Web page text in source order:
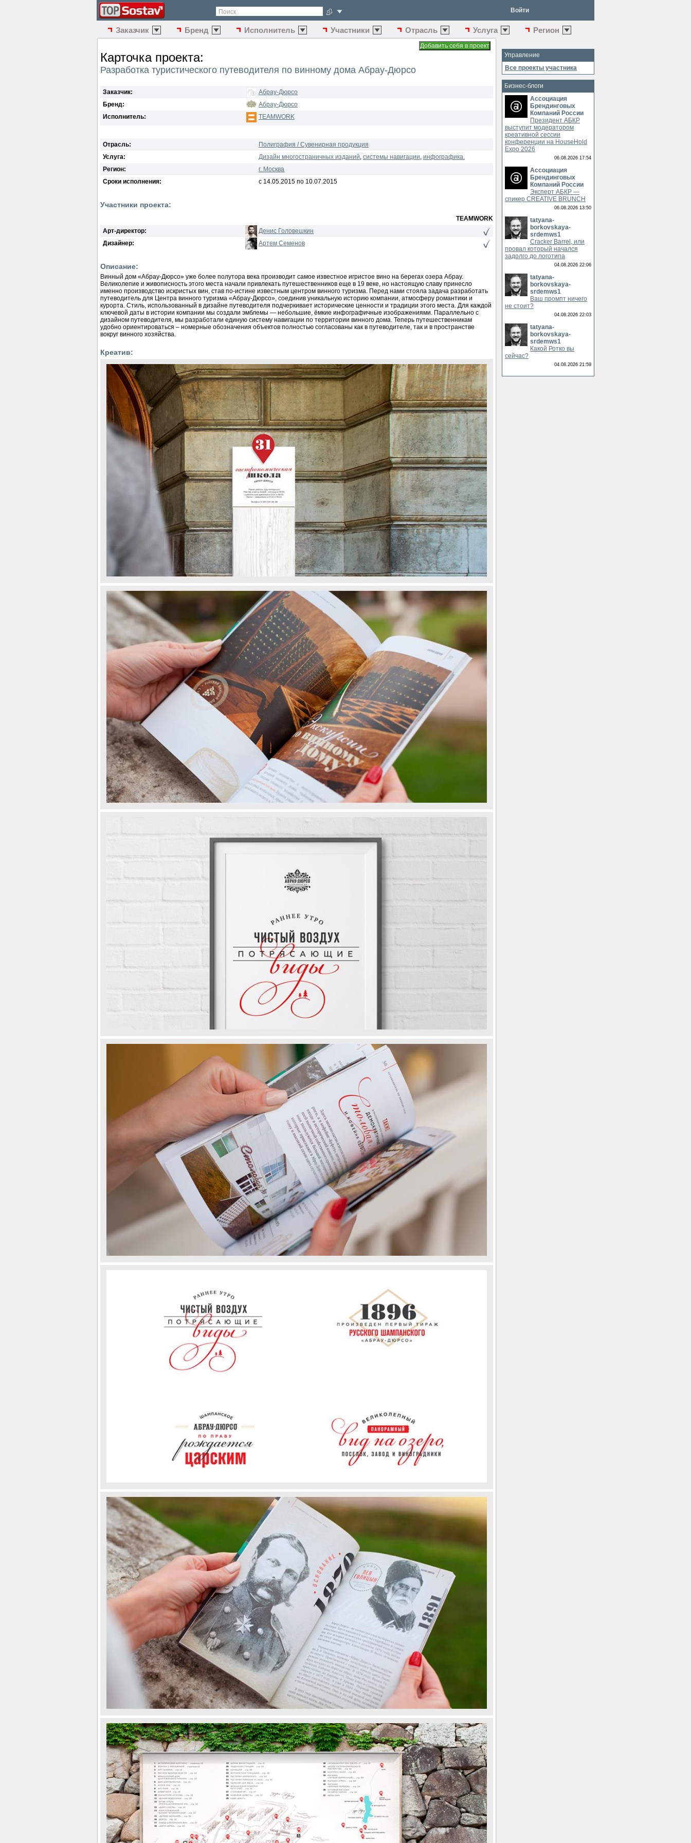
Поиск Войти
Заказчик Бренд Исполнитель Участники Отрасль Услуга Регион
Карточка проекта:
Разработка туристического путеводителя по винному дома Абрау-Дюрсо
Заказчик:
Абрау-Дюрсо
Бренд:
Абрау-Дюрсо
Исполнитель:
TEAMWORK
Отрасль:
Полиграфия / Сувенирная продукция
Услуга:
Дизайн многостраничных изданий, системы навигации, инфографика.
Регион:
г. Москва
Сроки исполнения:
с 14.05.2015 по 10.07.2015
Участники проекта:
TEAMWORK
Арт-директор:
Денис Головешкин
Дизайнер:
Артем Семенов
Описание:
Винный дом «Абрау-Дюрсо» уже более полутора века производит самое известное игристое вино на берегах озера Абрау.
Великолепие и живописность этого места начали привлекать путешественников еще в 19 веке, но настоящую славу принесло
именно производство искристых вин, став по-истине известным центром винного туризма. Перед нами стояла задача разработать
путеводитель для Центра винного туризма «Абрау-Дюрсо», соединив уникальную историю компании, атмосферу романтики и
курорта. Стиль, использованный в дизайне путеводителя подчеркивает исторические ценности и традиции этого места. Для каждой
ключевой даты в истории компании мы создали эмблемы — небольшие, ёмкие инфографичные изображениями. Параллельно с
дизайном путеводителя, мы разработали единую систему навигации по территории винного дома. Теперь путешественникам
удобно ориентироваться – номерные обозначения объектов полностью согласованы как в путеводителе, так и в пространстве
вокруг винного хозяйства.
Креатив:
Управление
Все проекты участника
Бизнес-блоги
Ассоциация
Брендинговых
Компаний России
Президент АБКР
выступит модератором
креативной сессии
конференции на HouseHold
Expo 2026
06.08.2026 17:54
Ассоциация
Брендинговых
Компаний России
Эксперт АБКР —
спикер CREATIVE BRUNCH
06.08.2026 13:50
tatyana-
borkovskaya-
srdemws1
Cracker Barrel, или
провал который начался
задолго до логотипа
04.08.2026 22:06
tatyana-
borkovskaya-
srdemws1
Ваш промпт ничего
не стоит?
04.08.2026 22:03
tatyana-
borkovskaya-
srdemws1
Какой Ротко вы
сейчас?
04.08.2026 21:59